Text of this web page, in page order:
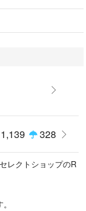
整を行っておりま
慮して、
ないきれいなもの
1,139 328
レクトショップのR